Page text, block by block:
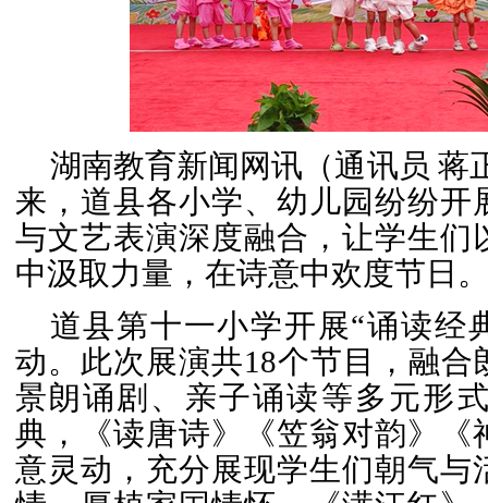
湖南教育新闻网讯（通讯员 蒋
来，道县各小学、幼儿园纷纷
与文艺表演深度融合，让学生
中汲取力量，在诗意中欢度节日。
道县第十一小学开展“诵读经
动。此次 展演共18个节目，融
景朗诵剧、亲子诵读等多元形
典，《读唐诗》《笠翁对韵》
意灵动，充分展现学生们朝气与